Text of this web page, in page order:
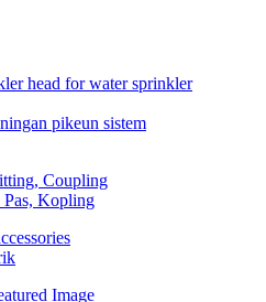
pikeun sistem
Pas, Kopling